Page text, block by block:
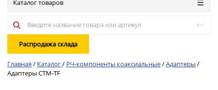
Каталог товаров
Распродажа склада
Главная / Каталог/ РЧ-компоненты коаксиальные/Адаптеры /
Адаптеры CTM-TF